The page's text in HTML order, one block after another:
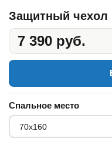
Защитный чехол
7 390 руб.
Спальное место